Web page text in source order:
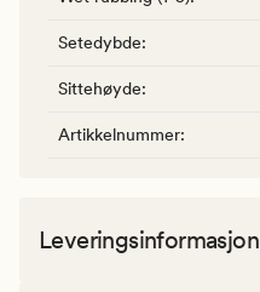
Setedybde:
Sittehøyde:
Artikkelnummer:
Leveringsinformasjon